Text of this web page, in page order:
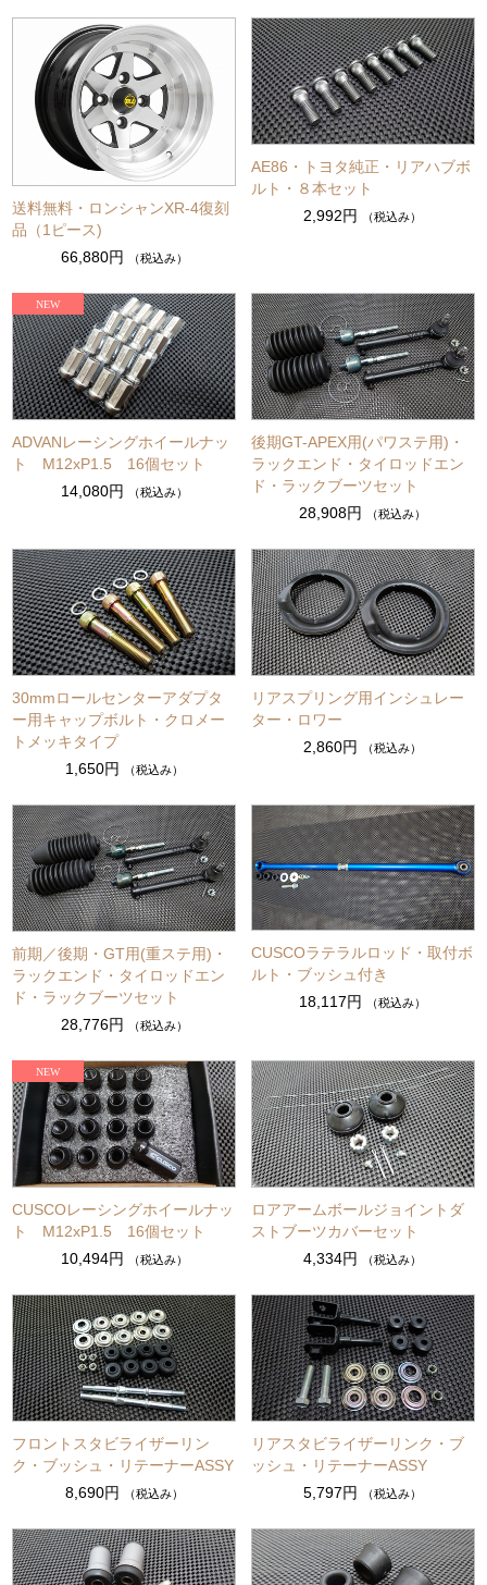
送料無料・ロンシャンXR-4復刻
品（1ピース)
66,880円
（税込み）
AE86・トヨタ純正・リアハブボ
ルト・８本セット
2,992円
（税込み）
ADVANレーシングホイールナッ
ト M12xP1.5 16個セット
14,080円
（税込み）
後期GT-APEX用(パワステ用)・
ラックエンド・タイロッドエン
ド・ラックブーツセット
28,908円
（税込み）
30mmロールセンターアダプタ
ー用キャップボルト・クロメー
トメッキタイプ
1,650円
（税込み）
リアスプリング用インシュレー
ター・ロワー
2,860円
（税込み）
前期／後期・GT用(重ステ用)・
ラックエンド・タイロッドエン
ド・ラックブーツセット
28,776円
（税込み）
CUSCOラテラルロッド・取付ボ
ルト・ブッシュ付き
18,117円
（税込み）
CUSCOレーシングホイールナッ
ト M12xP1.5 16個セット
10,494円
（税込み）
ロアアームボールジョイントダ
ストブーツカバーセット
4,334円
（税込み）
フロントスタビライザーリン
ク・ブッシュ・リテーナーASSY
8,690円
（税込み）
リアスタビライザーリンク・ブ
ッシュ・リテーナーASSY
5,797円
（税込み）